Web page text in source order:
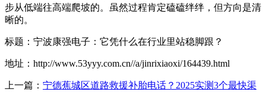
步从低端往高端爬坡的。虽然过程肯定磕磕绊绊，但方向是清
晰的。
标题：宁波康强电子：它凭什么在行业里站稳脚跟？
地址：http://www.53yyy.com.cn//a/jinrixiaoxi/164439.html
上一篇： 宁德蕉城区道路救援补胎电话？2025实测3个最快渠